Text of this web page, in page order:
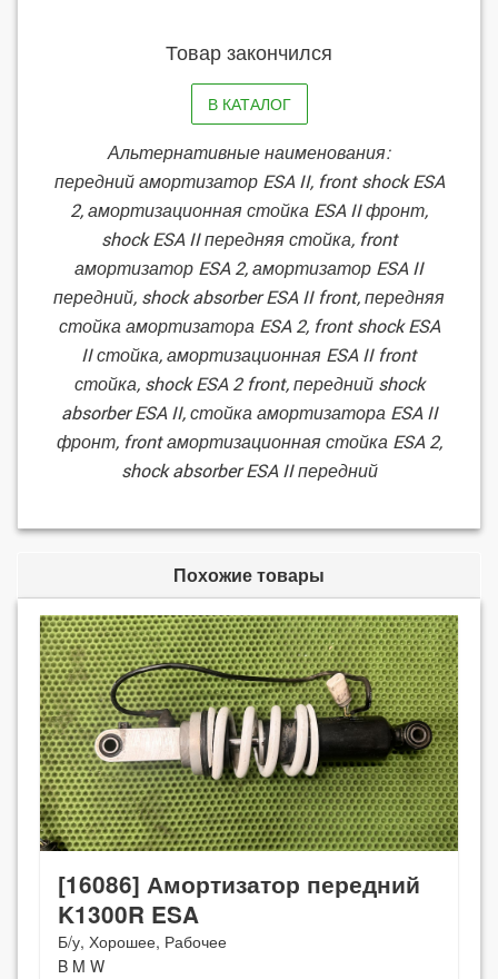
Товар закончился
В КАТАЛОГ
Альтернативные наименования:
передний амортизатор ESA II, front shock ESA
2, амортизационная стойка ESA II фронт,
shock ESA II передняя стойка, front
амортизатор ESA 2, амортизатор ESA II
передний, shock absorber ESA II front, передняя
стойка амортизатора ESA 2, front shock ESA
II стойка, амортизационная ESA II front
стойка, shock ESA 2 front, передний shock
absorber ESA II, стойка амортизатора ESA II
фронт, front амортизационная стойка ESA 2,
shock absorber ESA II передний
Похожие товары
[16086] Амортизатор передний
K1300R ESA
Б/у, Хорошее, Рабочее
B M W